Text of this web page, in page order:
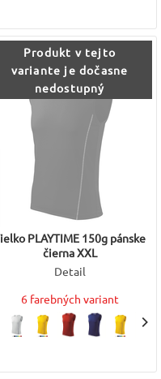
Produkt v tejto
variante je dočasne
nedostupný
PLAYTIME 150g pánske
čierna XXL
Detail
6 farebných variant